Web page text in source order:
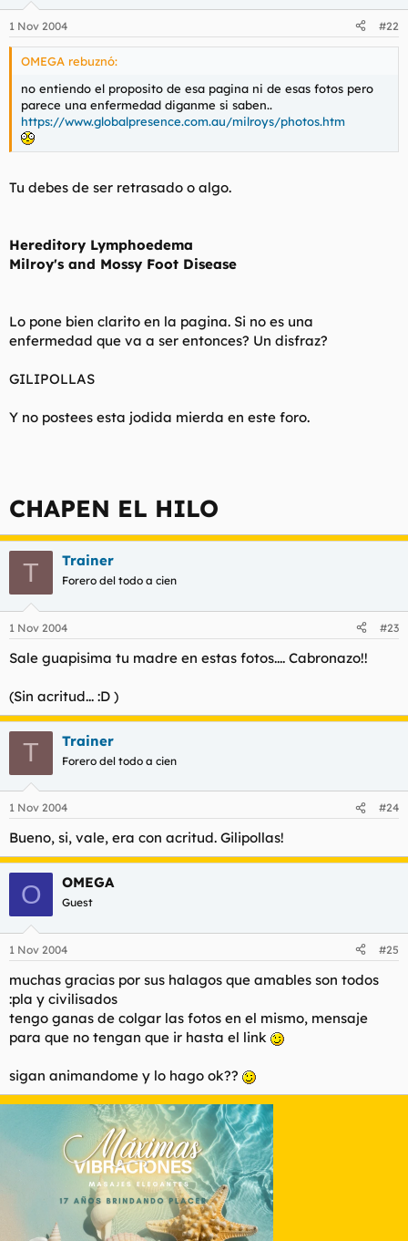
1 Nov 2004 #22
OMEGA rebuznó:
no entiendo el proposito de esa pagina ni de esas fotos pero
parece una enfermedad diganme si saben..
https://www.globalpresence.com.au/milroys/photos.htm
Tu debes de ser retrasado o algo.
Hereditory Lymphoedema
Milroy's and Mossy Foot Disease
Lo pone bien clarito en la pagina. Si no es una
enfermedad que va a ser entonces? Un disfraz?
GILIPOLLAS
Y no postees esta jodida mierda en este foro.
CHAPEN EL HILO
T Trainer
Forero del todo a cien
1 Nov 2004 #23
Sale guapisima tu madre en estas fotos.... Cabronazo!!
(Sin acritud... :D )
T Trainer
Forero del todo a cien
1 Nov 2004 #24
Bueno, si, vale, era con acritud. Gilipollas!
O OMEGA
Guest
1 Nov 2004 #25
muchas gracias por sus halagos que amables son todos
:pla y civilisados
tengo ganas de colgar las fotos en el mismo, mensaje
para que no tengan que ir hasta el link
sigan animandome y lo hago ok??